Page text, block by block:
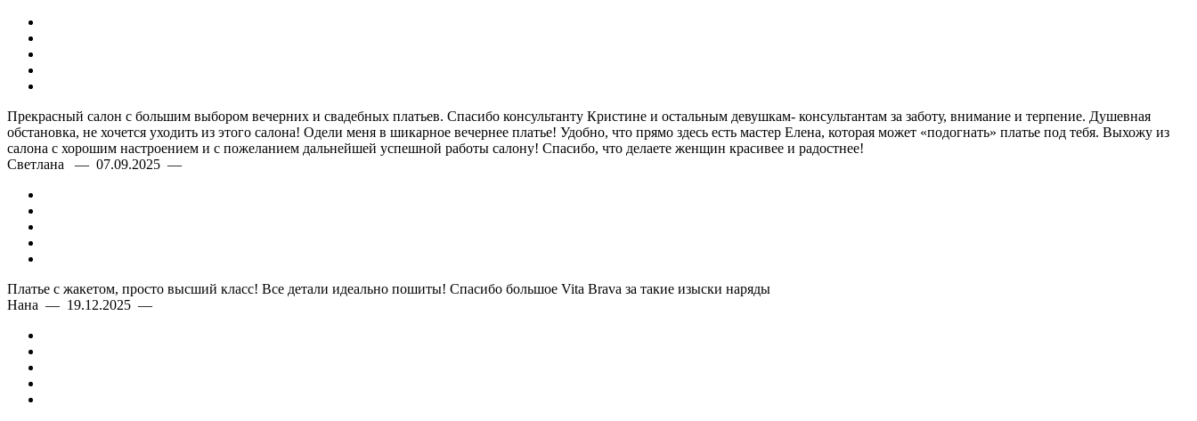
Прекрасный салон с большим выбором вечерних и свадебных платьев. Спасибо консультанту Кристине и остальным девушкам- консультантам за заботу, внимание и терпение. Душевная
обстановка, не хочется уходить из этого салона! Одели меня в шикарное вечернее платье! Удобно, что прямо здесь есть мастер Елена, которая может «подогнать» платье под тебя. Выхожу из
салона с хорошим настроением и с пожеланием дальнейшей успешной работы салону! Спасибо, что делаете женщин красивее и радостнее!
Светлана — 07.09.2025 —
Платье с жакетом, просто высший класс! Все детали идеально пошиты! Спасибо большое Vita Brava за такие изыски наряды
Нана — 19.12.2025 —